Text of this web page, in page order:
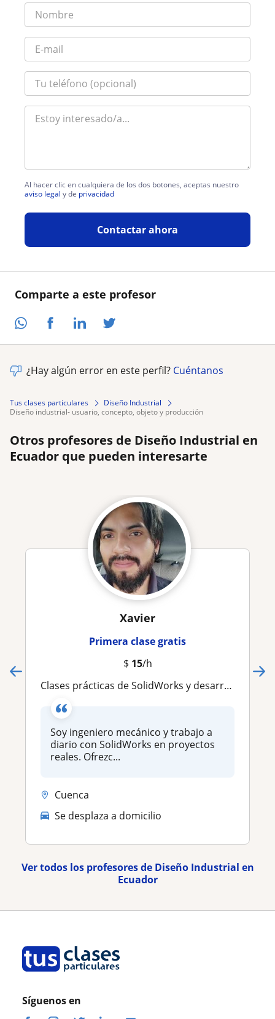
Comparte a este profesor
Al hacer clic en cualquiera de los dos botones, aceptas nuestro
aviso legal y de privacidad
Contactar ahora
¿Hay algún error en este perfil? Cuéntanos
Tus clases particulares
Diseño Industrial
diseño industrial- usuario, concepto, objeto y producción
Otros profesores de Diseño Industrial en
Ecuador que pueden interesarte
Xavier
Primera clase gratis
$ 15/h
Clases prácticas de SolidWorks y desarrollo de proyectos de diseño mecánico
Soy ingeniero mecánico y trabajo a
diario con SolidWorks en proyectos
reales. Ofrezc...
Cuenca
Se desplaza a domicilio
Ver todos los profesores de Diseño Industrial en
Ecuador
Síguenos en